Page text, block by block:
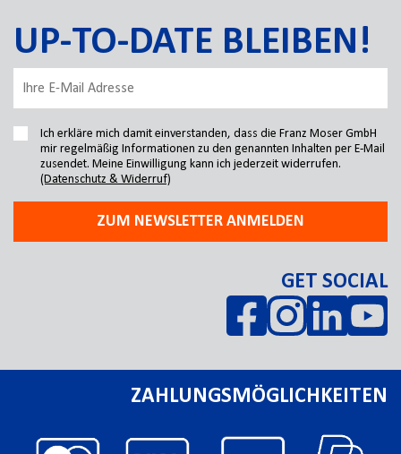
UP-TO-DATE BLEIBEN!
Ich erkläre mich damit einverstanden, dass die Franz Moser GmbH
mir regelmäßig Informationen zu den genannten Inhalten per E-Mail
zusendet. Meine Einwilligung kann ich jederzeit widerrufen.
(Datenschutz & Widerruf)
ZUM NEWSLETTER ANMELDEN
GET SOCIAL
ZAHLUNGSMÖGLICHKEITEN